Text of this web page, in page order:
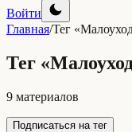
Войти
Главная/Тег
Тег
9 материалов
Подписаться на тег